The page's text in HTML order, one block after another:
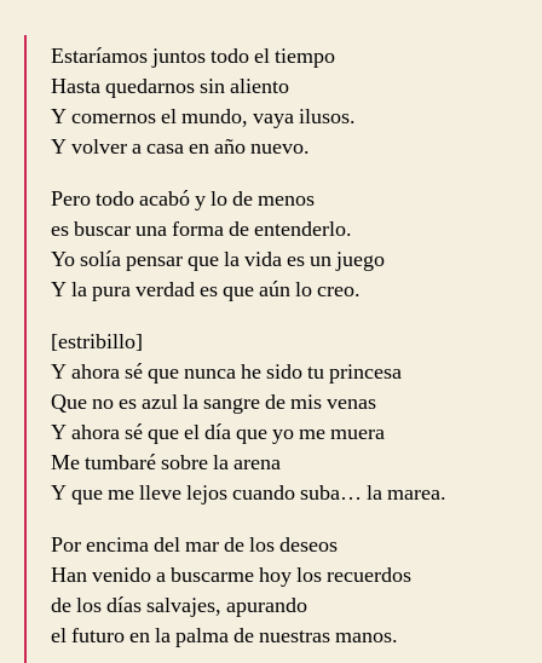
Estaríamos juntos todo el tiempo
Hasta quedarnos sin aliento
Y comernos el mundo, vaya ilusos.
Y volver a casa en año nuevo.
Pero todo acabó y lo de menos
es buscar una forma de entenderlo.
Yo solía pensar que la vida es un juego
Y la pura verdad es que aún lo creo.
[estribillo]
Y ahora sé que nunca he sido tu princesa
Que no es azul la sangre de mis venas
Y ahora sé que el día que yo me muera
Me tumbaré sobre la arena
Y que me lleve lejos cuando suba… la marea.
Por encima del mar de los deseos
Han venido a buscarme hoy los recuerdos
de los días salvajes, apurando
el futuro en la palma de nuestras manos.